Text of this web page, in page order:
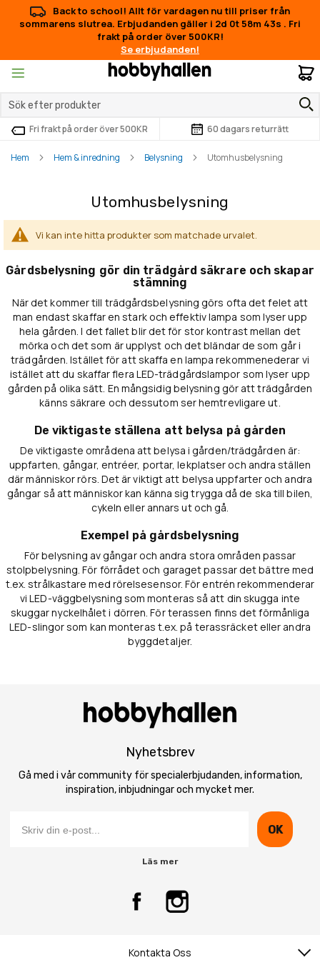
Back to school! Allt för vardagen nu till priser från
sommarens slutrea. Erbjudanden gäller i 2d 0t 58m 43s . Fri
frakt på order över 500KR!
Se erbjudanden!
Fri frakt på order över 500KR 60 dagars returrätt
Hem Hem & inredning Belysning Utomhusbelysning
Utomhusbelysning
Vi kan inte hitta produkter som matchade urvalet.
Gårdsbelysning gör din trädgård säkrare och skapar
stämning
När det kommer till trädgårdsbelysning görs ofta det felet att
man endast skaffar en stark och effektiv lampa som lyser upp
hela gården. I det fallet blir det för stor kontrast mellan det
mörka och det som är upplyst och det bländar de som går i
trädgården. Istället för att skaffa en lampa rekommenederar vi
istället att du skaffar flera LED-trädgårdslampor som lyser upp
gården på olika sätt. En mångsidig belysning gör att trädgården
känns säkrare och dessutom ser hemtrevligare ut.
De viktigaste ställena att belysa på gården
De viktigaste områdena att belysa i gården/trädgården är:
uppfarten, gångar, entréer, portar, lekplatser och andra ställen
där människor rörs. Det är viktigt att belysa uppfarter och andra
gångar så att människor kan känna sig trygga då de ska till bilen,
cykeln eller annars ut och gå.
Exempel på gårdsbelysning
För belysning av gångar och andra stora områden passar
stolpbelysning. För förrådet och garaget passar det bättre med
t.ex. strålkastare med rörelsesensor. För entrén rekommenderar
vi LED-väggbelysning som monteras så att din skugga inte
skuggar nyckelhålet i dörren. För terassen finns det förmånliga
LED-slingor som kan monteras t.ex. på terassräcket eller andra
byggdetaljer.
Nyhetsbrev
Gå med i vår community för specialerbjudanden, information,
inspiration, inbjudningar och mycket mer.
OK
Läs mer
Kontakta Oss